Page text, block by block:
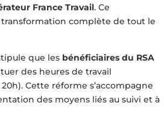
France Travail. Ce
complète de tout le
que les bénéficiaires du RSA
des heures de travail
Cette réforme s’accompagne
des moyens liés au suivi et à